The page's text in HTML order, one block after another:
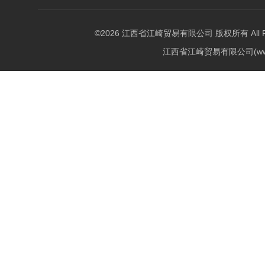
©2026 江西省江崎贸易有限公司 版权所有 All
江西省江崎贸易有限公司